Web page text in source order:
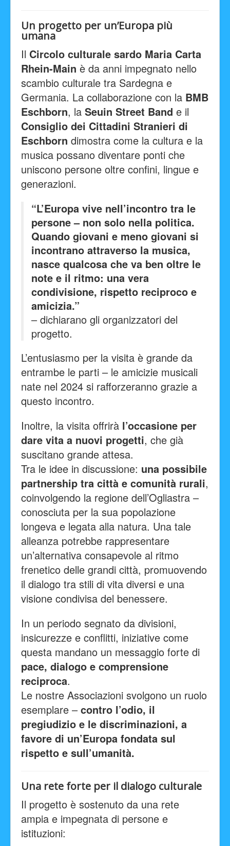
Un progetto per un’Europa più
umana
Il Circolo culturale sardo Maria Carta
Rhein-Main è da anni impegnato nello
scambio culturale tra Sardegna e
Germania. La collaborazione con la BMB
Eschborn, la Seuin Street Band e il
Consiglio dei Cittadini Stranieri di
Eschborn dimostra come la cultura e la
musica possano diventare ponti che
uniscono persone oltre confini, lingue e
generazioni.
“L’Europa vive nell’incontro tra le
persone – non solo nella politica.
Quando giovani e meno giovani si
incontrano attraverso la musica,
nasce qualcosa che va ben oltre le
note e il ritmo: una vera
condivisione, rispetto reciproco e
amicizia.”
– dichiarano gli organizzatori del
progetto.
L’entusiasmo per la visita è grande da
entrambe le parti – le amicizie musicali
nate nel 2024 si rafforzeranno grazie a
questo incontro.
Inoltre, la visita offrirà l’occasione per
dare vita a nuovi progetti, che già
suscitano grande attesa.
Tra le idee in discussione: una possibile
partnership tra città e comunità rurali,
coinvolgendo la regione dell’Ogliastra –
conosciuta per la sua popolazione
longeva e legata alla natura. Una tale
alleanza potrebbe rappresentare
un’alternativa consapevole al ritmo
frenetico delle grandi città, promuovendo
il dialogo tra stili di vita diversi e una
visione condivisa del benessere.
In un periodo segnato da divisioni,
insicurezze e conflitti, iniziative come
questa mandano un messaggio forte di
pace, dialogo e comprensione
reciproca.
Le nostre Associazioni svolgono un ruolo
esemplare – contro l’odio, il
pregiudizio e le discriminazioni, a
favore di un’Europa fondata sul
rispetto e sull’umanità.
Una rete forte per il dialogo culturale
Il progetto è sostenuto da una rete
ampia e impegnata di persone e
istituzioni: